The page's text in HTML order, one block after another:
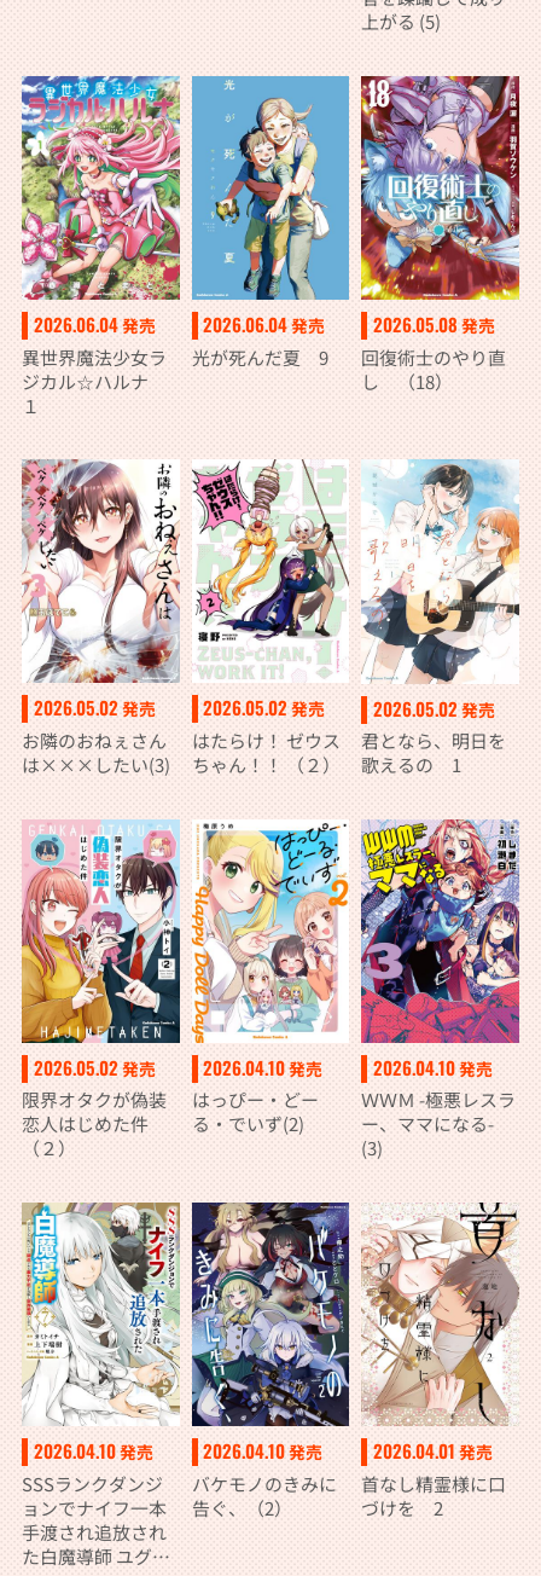
上がる (5)
2026.06.04発売
異世界魔法少女ラ
ジカル☆ハルナ
１
2026.06.04発売
光が死んだ夏 9
2026.05.08 発売
回復術士のやり直
し （18）
2026.05.02発売
お隣のおねぇさん
は×××したい(3)
2026.05.02 発売
はたらけ！ ゼウス
ちゃん！！ （２）
2026.05.02 発売
君となら、明日を
歌えるの 1
2026.05.02発売
限界オタクが偽装
恋人はじめた件
（２）
2026.04.10発売
はっぴー・どー
る・でいず(2)
2026.04.10発売
ＷＷＭ -極悪レスラ
ー、ママになる-
(3)
2026.04.10発売
SSSランクダンジ
ョンでナイフ一本
手渡され追放され
た白魔導師 ユグド
2026.04.10発売
バケモノのきみに
告ぐ、（2）
2026.04.01 発売
首なし精霊様に口
づけを 2